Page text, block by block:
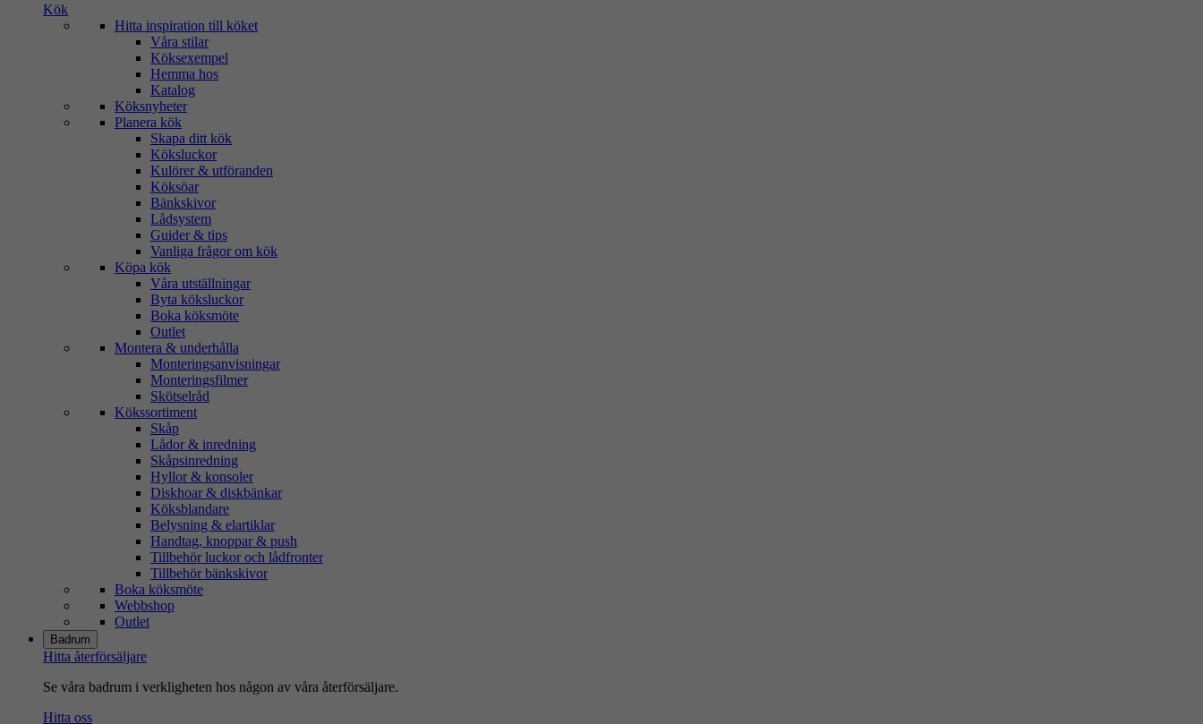
Kök
Hitta inspiration till köket
Våra stilar
Köksexempel
Hemma hos
Katalog
Köksnyheter
Planera kök
Skapa ditt kök
Köksluckor
Kulörer & utföranden
Köksöar
Bänkskivor
Lådsystem
Guider & tips
Vanliga frågor om kök
Köpa kök
Våra utställningar
Byta köksluckor
Boka köksmöte
Outlet
Montera & underhålla
Monteringsanvisningar
Monteringsfilmer
Skötselråd
Kökssortiment
Skåp
Lådor & inredning
Skåpsinredning
Hyllor & konsoler
Diskhoar & diskbänkar
Köksblandare
Belysning & elartiklar
Handtag, knoppar & push
Tillbehör luckor och lådfronter
Tillbehör bänkskivor
Boka köksmöte
Webbshop
Outlet
Badrum
Hitta återförsäljare
Se våra badrum i verkligheten hos någon av våra återförsäljare.
Hitta oss